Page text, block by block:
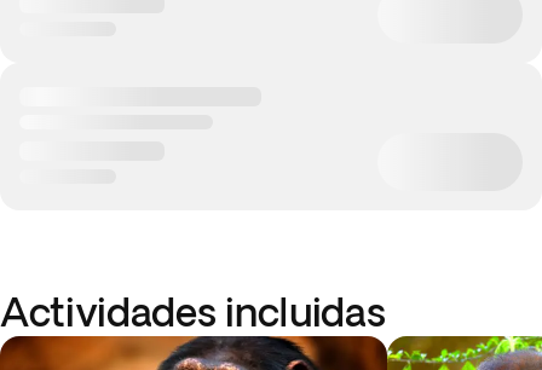
Actividades incluidas